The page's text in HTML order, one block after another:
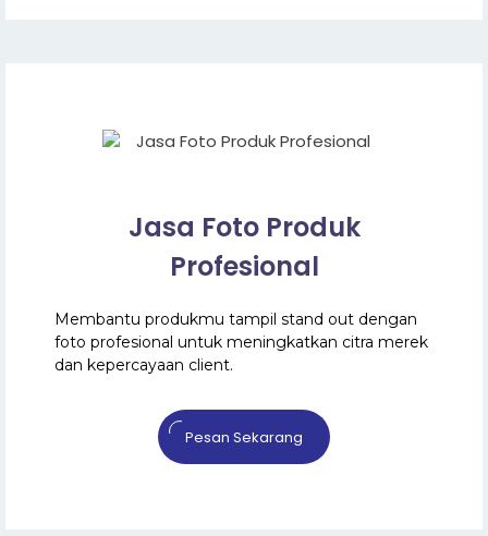
Jasa Foto Produk
Profesional
Membantu produkmu tampil stand out dengan
foto profesional untuk meningkatkan citra merek
dan kepercayaan client.
Pesan Sekarang